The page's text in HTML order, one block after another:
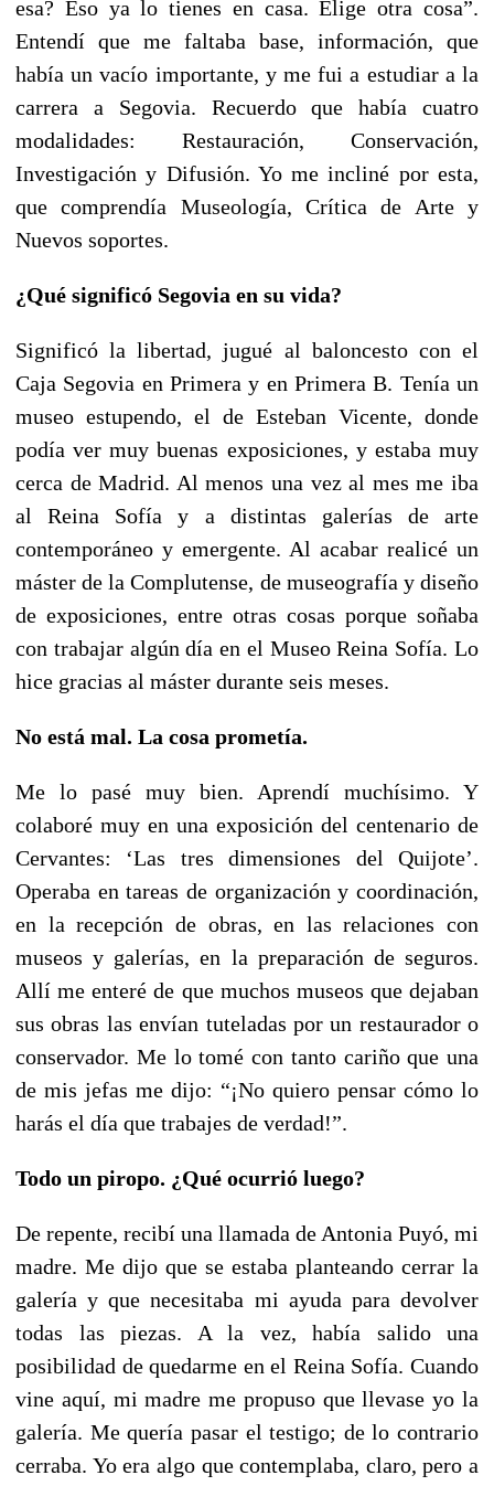
esa? Eso ya lo tienes en casa. Elige otra cosa”.
Entendí que me faltaba base, información, que
había un vacío importante, y me fui a estudiar a la
carrera a Segovia. Recuerdo que había cuatro
modalidades: Restauración, Conservación,
Investigación y Difusión. Yo me incliné por esta,
que comprendía Museología, Crítica de Arte y
Nuevos soportes.
¿Qué significó Segovia en su vida?
Significó la libertad, jugué al baloncesto con el
Caja Segovia en Primera y en Primera B. Tenía un
museo estupendo, el de Esteban Vicente, donde
podía ver muy buenas exposiciones, y estaba muy
cerca de Madrid. Al menos una vez al mes me iba
al Reina Sofía y a distintas galerías de arte
contemporáneo y emergente. Al acabar realicé un
máster de la Complutense, de museografía y diseño
de exposiciones, entre otras cosas porque soñaba
con trabajar algún día en el Museo Reina Sofía. Lo
hice gracias al máster durante seis meses.
No está mal. La cosa prometía.
Me lo pasé muy bien. Aprendí muchísimo. Y
colaboré muy en una exposición del centenario de
Cervantes: ‘Las tres dimensiones del Quijote’.
Operaba en tareas de organización y coordinación,
en la recepción de obras, en las relaciones con
museos y galerías, en la preparación de seguros.
Allí me enteré de que muchos museos que dejaban
sus obras las envían tuteladas por un restaurador o
conservador. Me lo tomé con tanto cariño que una
de mis jefas me dijo: “¡No quiero pensar cómo lo
harás el día que trabajes de verdad!”.
Todo un piropo. ¿Qué ocurrió luego?
De repente, recibí una llamada de Antonia Puyó, mi
madre. Me dijo que se estaba planteando cerrar la
galería y que necesitaba mi ayuda para devolver
todas las piezas. A la vez, había salido una
posibilidad de quedarme en el Reina Sofía. Cuando
vine aquí, mi madre me propuso que llevase yo la
galería. Me quería pasar el testigo; de lo contrario
cerraba. Yo era algo que contemplaba, claro, pero a